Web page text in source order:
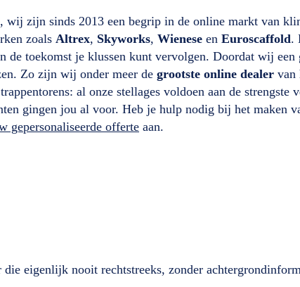
zijn sinds 2013 een begrip in de online markt van
zoals Altrex, Skyworks, Wienese en Euroscaffold.
de toekomst je klussen kunt vervolgen. Doordat wij een
Zo zijn wij onder meer de grootste online dealer van
al onze stellages voldoen aan de strengste
gingen jou al voor. Heb je hulp nodig bij het maken
gepersonaliseerde offerte aan.
eigenlijk nooit rechtstreeks, zonder